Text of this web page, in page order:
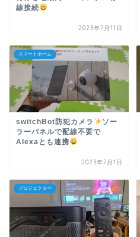
線接続
2023年7月11日
スマートホーム
switchBot防犯カメラ
ソー
ラーパネルで配線不要で
Alexaとも連携
2023年7月1日
プロジェクター